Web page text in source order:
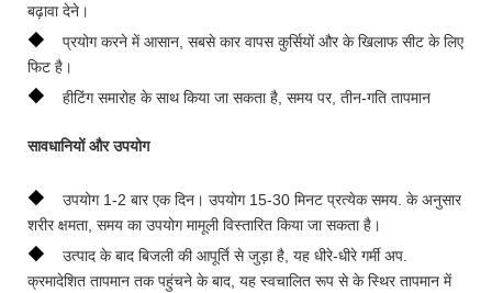
बढ़ावा देने।
◆
प्रयोग करने में आसान, सबसे कार वापस कुर्सियों और के खिलाफ सीट के लिए
फिट है।
◆ हीटिंग समारोह के साथ किया जा सकता है, समय पर, तीन-गति तापमान
सावधानियों और उपयोग
◆
उपयोग 1-2 बार एक दिन। उपयोग 15-30 मिनट प्रत्येक समय. के अनुसार
शरीर क्षमता, समय का उपयोग मामूली विस्तारित किया जा सकता है।
◆
उत्पाद के बाद बिजली की आपूर्ति से जुड़ा है, यह धीरे-धीरे गर्मी अप.
क्रमादेशित तापमान तक पहुंचने के बाद, यह स्वचालित रूप से के स्थिर तापमान में